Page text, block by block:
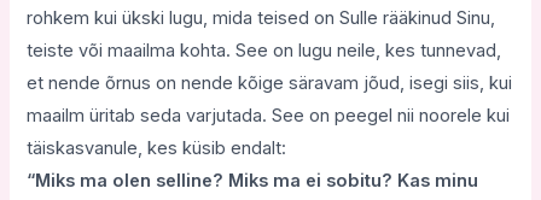
rohkem kui ükski lugu, mida teised on Sulle rääkinud Sinu,
teiste või maailma kohta. See on lugu neile, kes tunnevad,
et nende õrnus on nende kõige säravam jõud, isegi siis, kui
maailm üritab seda varjutada. See on peegel nii noorele kui
täiskasvanule, kes küsib endalt:
“Miks ma olen selline? Miks ma ei sobitu? Kas minu